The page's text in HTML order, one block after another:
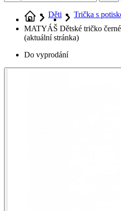
Děti
Trička s
MATYÁŠ Dětské tričko
(aktuální stránka)
Do vyprodání